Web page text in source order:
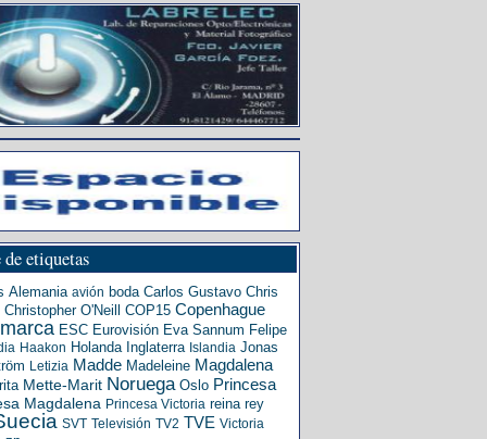
etiquetas
Alemania avión boda Carlos Gustavo Chris
Christopher O'Neill
COP15 Copenhague
ESC Eurovisión Eva Sannum Felipe
Haakon Holanda Inglaterra Islandia Jonas
Letizia Madde Madeleine Magdalena
Mette-Marit Noruega Oslo Princesa
Magdalena Princesa Victoria reina rey
SVT Televisión TV2 TVE Victoria